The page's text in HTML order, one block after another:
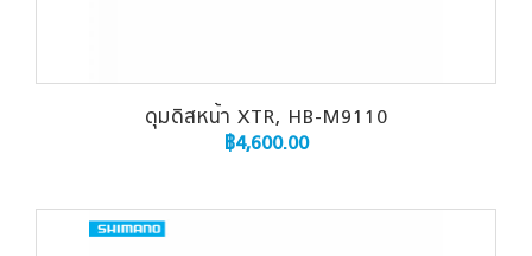
ดุมดิสหน้า XTR, HB-M9110
฿4,600.00